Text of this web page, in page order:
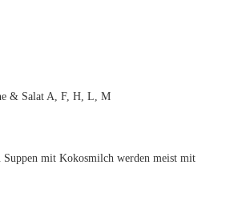
& Salat A, F, H, L, M
mit Kokosmilch werden meist mit